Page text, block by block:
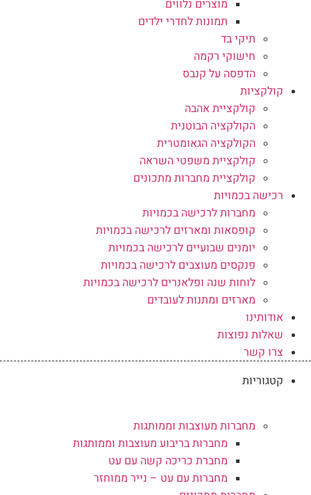
מוצרים נלווים
תמונות לחדרי ילדים
תיקי בד
חישוקי רקמה
הדפסה על קנבס
קולקציות
קולקציית אהבה
הקולקציה הבוטנית
הקולקציה הגאומטרית
קולקציית משפטי השראה
קולקציית מחברות מתכונים
רכישה בכמויות
מחברות לרכישה בכמויות
קופסאות ומארזים לרכישה בכמויות
יומנים שבועיים לרכישה בכמויות
פנקסים מעוצבים לרכישה בכמויות
לוחות שנה ופלאנרים לרכישה בכמויות
מארזים ומתנות לעובדים
אודותינו
שאלות נפוצות
צרו קשר
קטגוריות
מחברות מעוצבות וממותגות
מחברות בריבוע מעוצבות וממותגות
מחברת כריכה קשה עם עט
מחברות עם עט – נייר ממוחזר